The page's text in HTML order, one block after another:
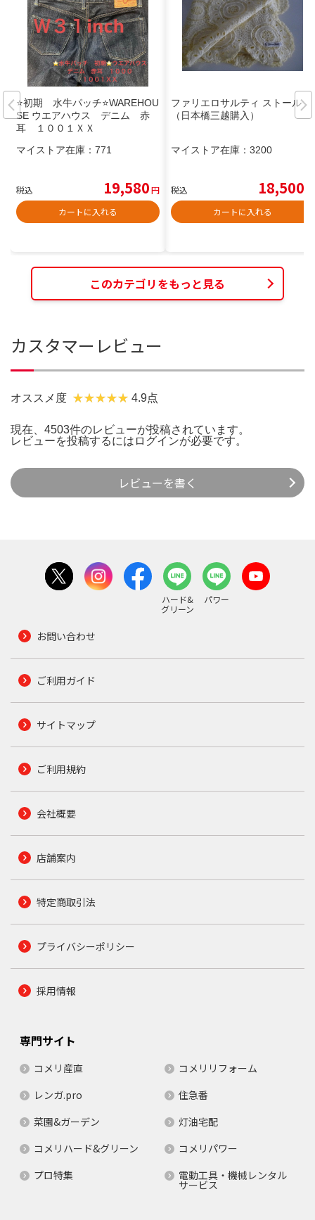
⭐️初期 水牛パッチ⭐️WAREHOU
SE ウエアハウス デニム 赤
耳 １００１ＸＸ
マイストア在庫： 771
税込 19,580円
カートに入れる
ファリエロサルティ ストール
（日本橋三越購入）
マイストア在庫： 3200
税込 18,500
カートに入れる
このカテゴリをもっと見る
カスタマーレビュー
オススメ度 4.9点
現在、4503件のレビューが投稿されています。
レビューを投稿するには ログインが必要です。
レビューを書く
ハード&
グリーン
パワー
お問い合わせ
ご利用ガイド
サイトマップ
ご利用規約
会社概要
店舗案内
特定商取引法
プライバシーポリシー
採用情報
専門サイト
コメリ産直
コメリリフォーム
レンガ.pro
住急番
菜園&ガーデン
灯油宅配
コメリハード&グリーン
コメリパワー
プロ特集
電動工具・機械レンタル
サービス